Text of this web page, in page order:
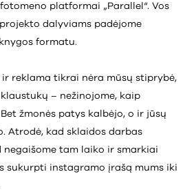
platformai „Parallel“. Vos
dalyviams padėjome
formatu.
reklama tikrai nėra mūsų stiprybė,
– nežinojome, kaip
žmonės patys kalbėjo, o ir jūsų
Atrodė, kad sklaidos darbas
negaišome tam laiko ir smarkiai
sukurpti instagramo įrašą mums iki